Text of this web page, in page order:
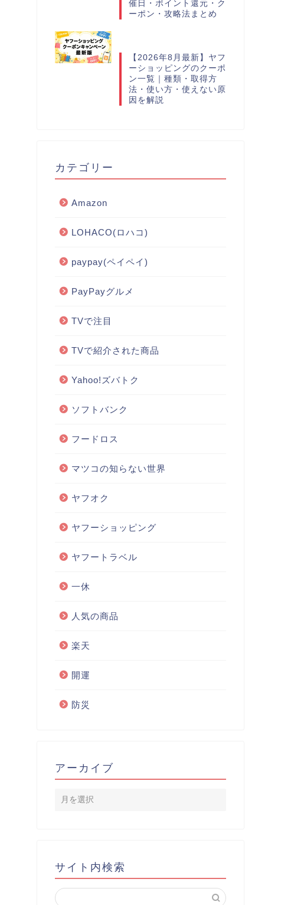
催日・ポイント還元・ク
ーポン・攻略法まとめ
【2026年8月最新】ヤフ
ーショッピングのクーポ
ン一覧｜種類・取得方
法・使い方・使えない原
因を解説
カテゴリー
Amazon
LOHACO(ロハコ)
paypay(ペイペイ)
PayPayグルメ
TVで注目
TVで紹介された商品
Yahoo!ズバトク
ソフトバンク
フードロス
マツコの知らない世界
ヤフオク
ヤフーショッピング
ヤフートラベル
一休
人気の商品
楽天
開運
防災
アーカイブ
サイト内検索